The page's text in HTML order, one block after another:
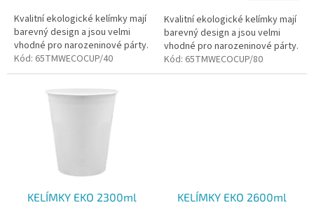
Kvalitní ekologické kelímky mají
barevný design a jsou velmi
vhodné pro narozeninové párty.
Kód: 65TMWECOCUP/40
Kvalitní ekologické kelímky mají
barevný design a jsou velmi
vhodné pro narozeninové párty.
Kód: 65TMWECOCUP/80
KELÍMKY EKO 2300ml
KELÍMKY EKO 2600ml